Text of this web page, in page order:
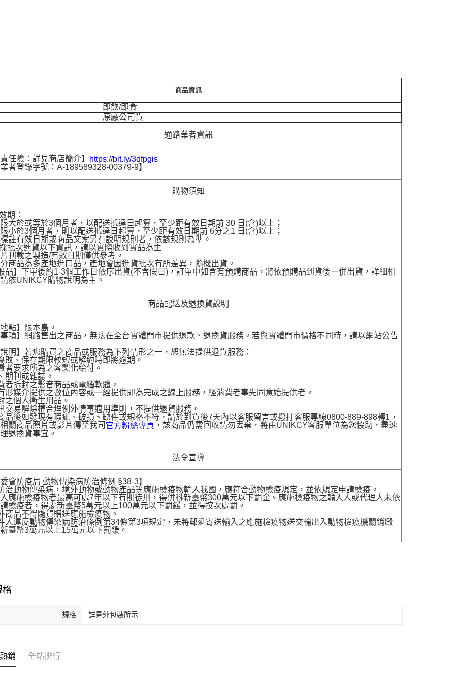
商品資訊
即飲/即食
原廠公司貨
通路業者資訊
任險：詳見商店簡介】
https://bit.ly/3dfpgis
者登錄字號：A-189589328-00379-9】
購物須知
期：
大於或等於3個月者，以配送抵達日起算，至少距有效日期前 30 日(含)以上；
小於3個月者，則以配送抵達日起算，至少距有效日期前 6分之1 日(含)以上；
註有效日期或商品文案另有說明規則者，依該規則為準。
批次進貨以下資訊，請以實際收到實品為主
刊載之製造/有效日期僅供參考。
商品為多產地進口品，產地會因進貨批次有所差異，隨機出貨。
品】下單後約1-3個工作日依序出貨(不含假日)，訂單中如含有預購商品，將依預購品到貨後一併出貨，詳細相
依UNIKCY購物說明為主。
商品配送及退換貨說明
點】限本島。
項】網路售出之商品，無法在全台實體門市提供退款、退換貨服務。若與實體門市價格不同時，請以網站公告
明】若您購買之商品或服務為下列情形之一，恕無法提供退貨服務：
敗、保存期限較短或解約時即將逾期。
者要求所為之客製化給付。
期刊或雜誌。
者拆封之影音商品或電腦軟體。
形媒介提供之數位內容或一經提供即為完成之線上服務，經消費者事先同意始提供者。
之個人衛生用品。
交易解除權合理例外情事適用準則，不提供退貨服務。
品後如發現有瑕疵、破損、缺件或規格不符，請於到貨後7天內以客服留言或撥打客服專線0800-889-898轉1，
關商品照片或影片傳至我司 官方粉絲專頁 ，該商品仍需回收請勿丟棄，將由UNIKCY客服單位為您協助，盡速
退換貨事宜。
法令宣導
會防疫局 動物傳染病防治條例 §38-3】
治動物傳染病，境外動物或動物產品等應施檢疫物輸入我國，應符合動物檢疫規定，並依規定申請檢疫。
應施檢疫物者最高可處7年以下有期徒刑，得併科新臺幣300萬元以下罰金。應施檢疫物之輸入人或代理人未依
檢疫者，得處新臺幣5萬元以上100萬元以下罰鍰，並得按次處罰。
商品不得隨貨贈送應施檢疫物。
人違反動物傳染病防治條例第34條第3項規定，未將郵遞寄送輸入之應施檢疫物送交輸出入動物檢疫機關銷燬
臺幣3萬元以上15萬元以下罰鍰。
格
規格 詳見外包裝所示
銷 全站排行